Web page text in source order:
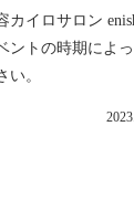
イロサロン
ントの時期によ
い。